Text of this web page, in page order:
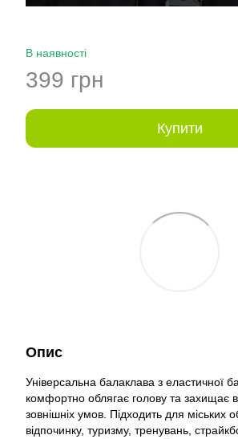
В наявності
399 грн
Купити
Опис
Універсальна балаклава з еластичної
комфортно облягає голову та захищає
зовнішніх умов. Підходить для міських
відпочинку, туризму, тренувань,